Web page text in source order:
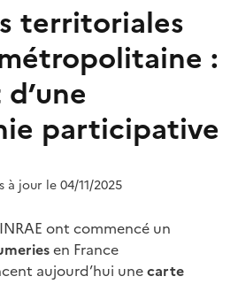
territoriales
:
participative
à jour le 04/11/2025
ont commencé un
en France
aujourd’hui unecarte